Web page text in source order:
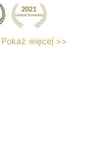
Pokaż więcej >>